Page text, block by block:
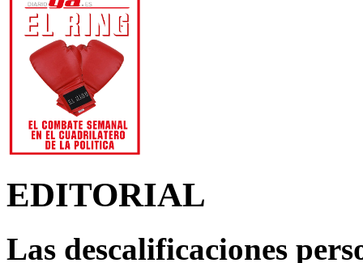
EDITORIAL
Las descalificaciones